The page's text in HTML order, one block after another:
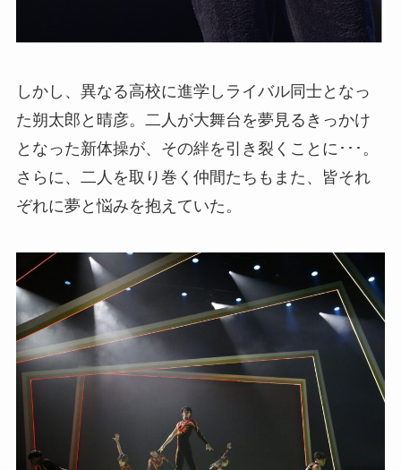
しかし、異なる高校に進学しライバル同士となっ
た朔太郎と晴彦。二人が大舞台を夢見るきっかけ
となった新体操が、その絆を引き裂くことに･･･。
さらに、二人を取り巻く仲間たちもまた、皆それ
ぞれに夢と悩みを抱えていた。